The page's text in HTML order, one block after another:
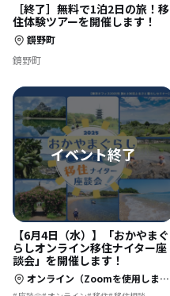
［終了］無料で1泊2日の旅！移
住体験ツアーを開催します！
鏡野町
鏡野町
【6月4日（水）】「おかやまぐ
らしオンライン移住ナイター座
談会」を開催します！
オンライン（Zoomを使用します）